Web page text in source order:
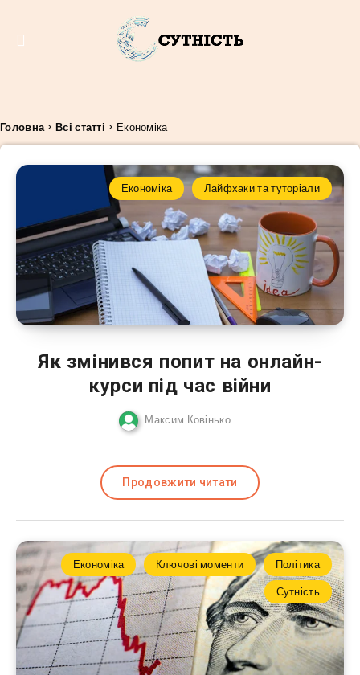
Головна>Всі статті > Економіка
Економіка Лайфхаки та туторіали
Як змінився попит на онлайн-
курси під час війни
Максим Ковінько
Продовжити читати
Економіка Ключові моменти
Політика
Сутність